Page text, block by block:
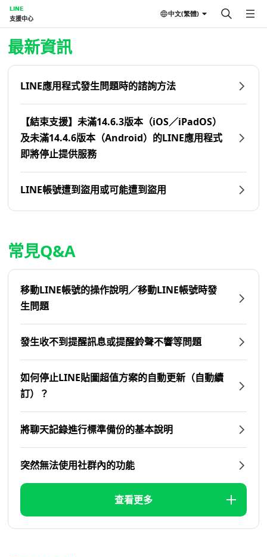
LINE
支援中心
中文(繁體)
首頁 | LINE支援中心
最新資訊
LINE應用程式發生問題時的諮詢方法
【結束支援】未滿14.6.3版本（iOS／iPadOS）
及未滿14.4.6版本（Android）的LINE應用程式
即將停止提供服務
LINE帳號遭到盜用或可能遭到盜用
常見Q&A
移動LINE帳號的操作說明／移動LINE帳號時發
生問題
發生收不到提醒訊息或提醒鈴聲不響等問題
如何停止LINE貼圖超值方案的自動更新（自動續
訂）？
將聊天記錄進行標準備份的基本說明
突然無法使用社群內的功能
查看更多